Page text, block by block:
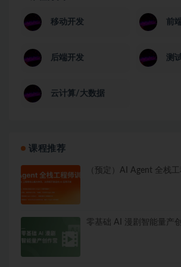
移动开发 前
后端开发 测
云计算/大数据
课程推荐
（预定）AI Agent 全栈
零基础 AI 漫剧智能量产